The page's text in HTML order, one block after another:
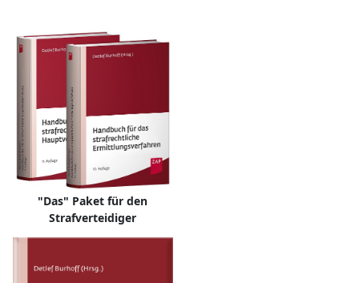
"Das" Paket für den
Strafverteidiger